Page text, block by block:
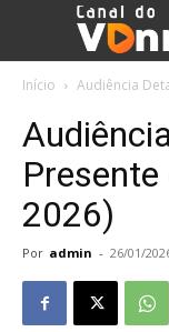
Início Audiência
Presente
2026)
Por admin - 26/01/